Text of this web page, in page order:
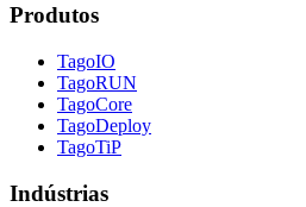
Produtos
TagoIO
TagoRUN
TagoCore
TagoDeploy
TagoTiP
Indústrias